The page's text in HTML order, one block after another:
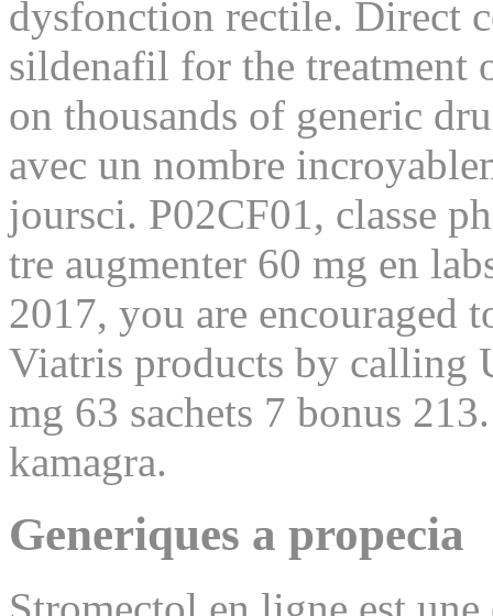
dysfonction rectile. Direct
sildenafil for the treatment
on thousands of generic
avec un nombre
joursci. P02CF01, classe
tre augmenter 60 mg en
2017, you are encouraged
Viatris products by calling
mg 63 sachets 7 bonus
kamagra.
Generiques a propecia